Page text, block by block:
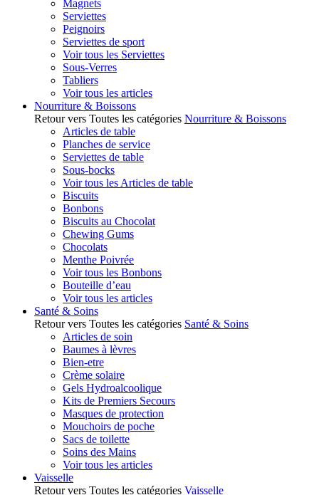
Magnets
Serviettes
Peignoirs
Serviettes de sport
Voir tous les Serviettes
Sous-Verres
Tabliers
Voir tous les articles
Nourriture & Boissons
Retour vers Toutes les catégories Nourriture & Boissons
Articles de table
Planches de service
Serviettes de table
Sous-bocks
Voir tous les Articles de table
Biscuits
Bonbons
Biscuits au Chocolat
Chewing Gums
Chocolats
Menthe Poivrée
Voir tous les Bonbons
Bouteille d’eau
Voir tous les articles
Santé & Soins
Retour vers Toutes les catégories Santé & Soins
Articles de soin
Baumes à lèvres
Bien-etre
Crème solaire
Gels Hydroalcoolique
Kits de Premiers Secours
Masques de protection
Mouchoirs de poche
Sacs de toilette
Soins des Mains
Voir tous les articles
Vaisselle
Retour vers Toutes les catégories Vaisselle